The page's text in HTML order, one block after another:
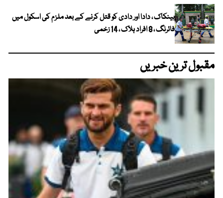
بینکاک ، دادا اور دادی کو قتل کرنے کے بعد ملزم کی اسکول میں
فائرنگ ، 8 افراد ہلاک ، 14 زخمی
مقبول ترین خبریں